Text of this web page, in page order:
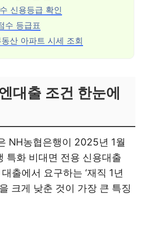
신용등급 확인
수 등급표
산 아파트 시세 조회
대출 조건 한눈에
NH농협은행이 2025년 1월
특화 비대면 전용 신용대출
출에서 요구하는 ‘재직 1년
크게 낮춘 것이 가장 큰 특징